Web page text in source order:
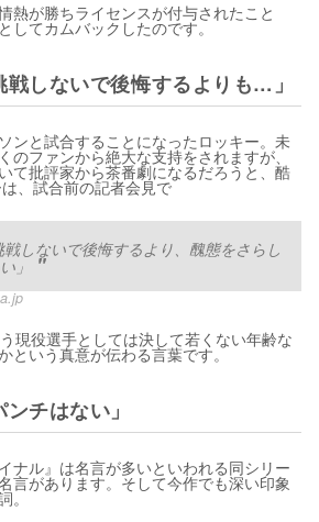
熱が勝ちライセンスが付与されたこと
してカムバックしたのです。
戦しないで後悔するよりも…」
ンと試合することになったロッキー。未
のファンから絶大な支持をされますが、
て批評家から茶番劇になるだろうと、酷
、試合前の記者会見で
戦しないで後悔するより、醜態をさらし
」
現役選手としては決して若くない年齢な
という真意が伝わる言葉です。
チはない」
ナル』は名言が多いといわれる同シリー
言があります。そして今作でも深い印象
。